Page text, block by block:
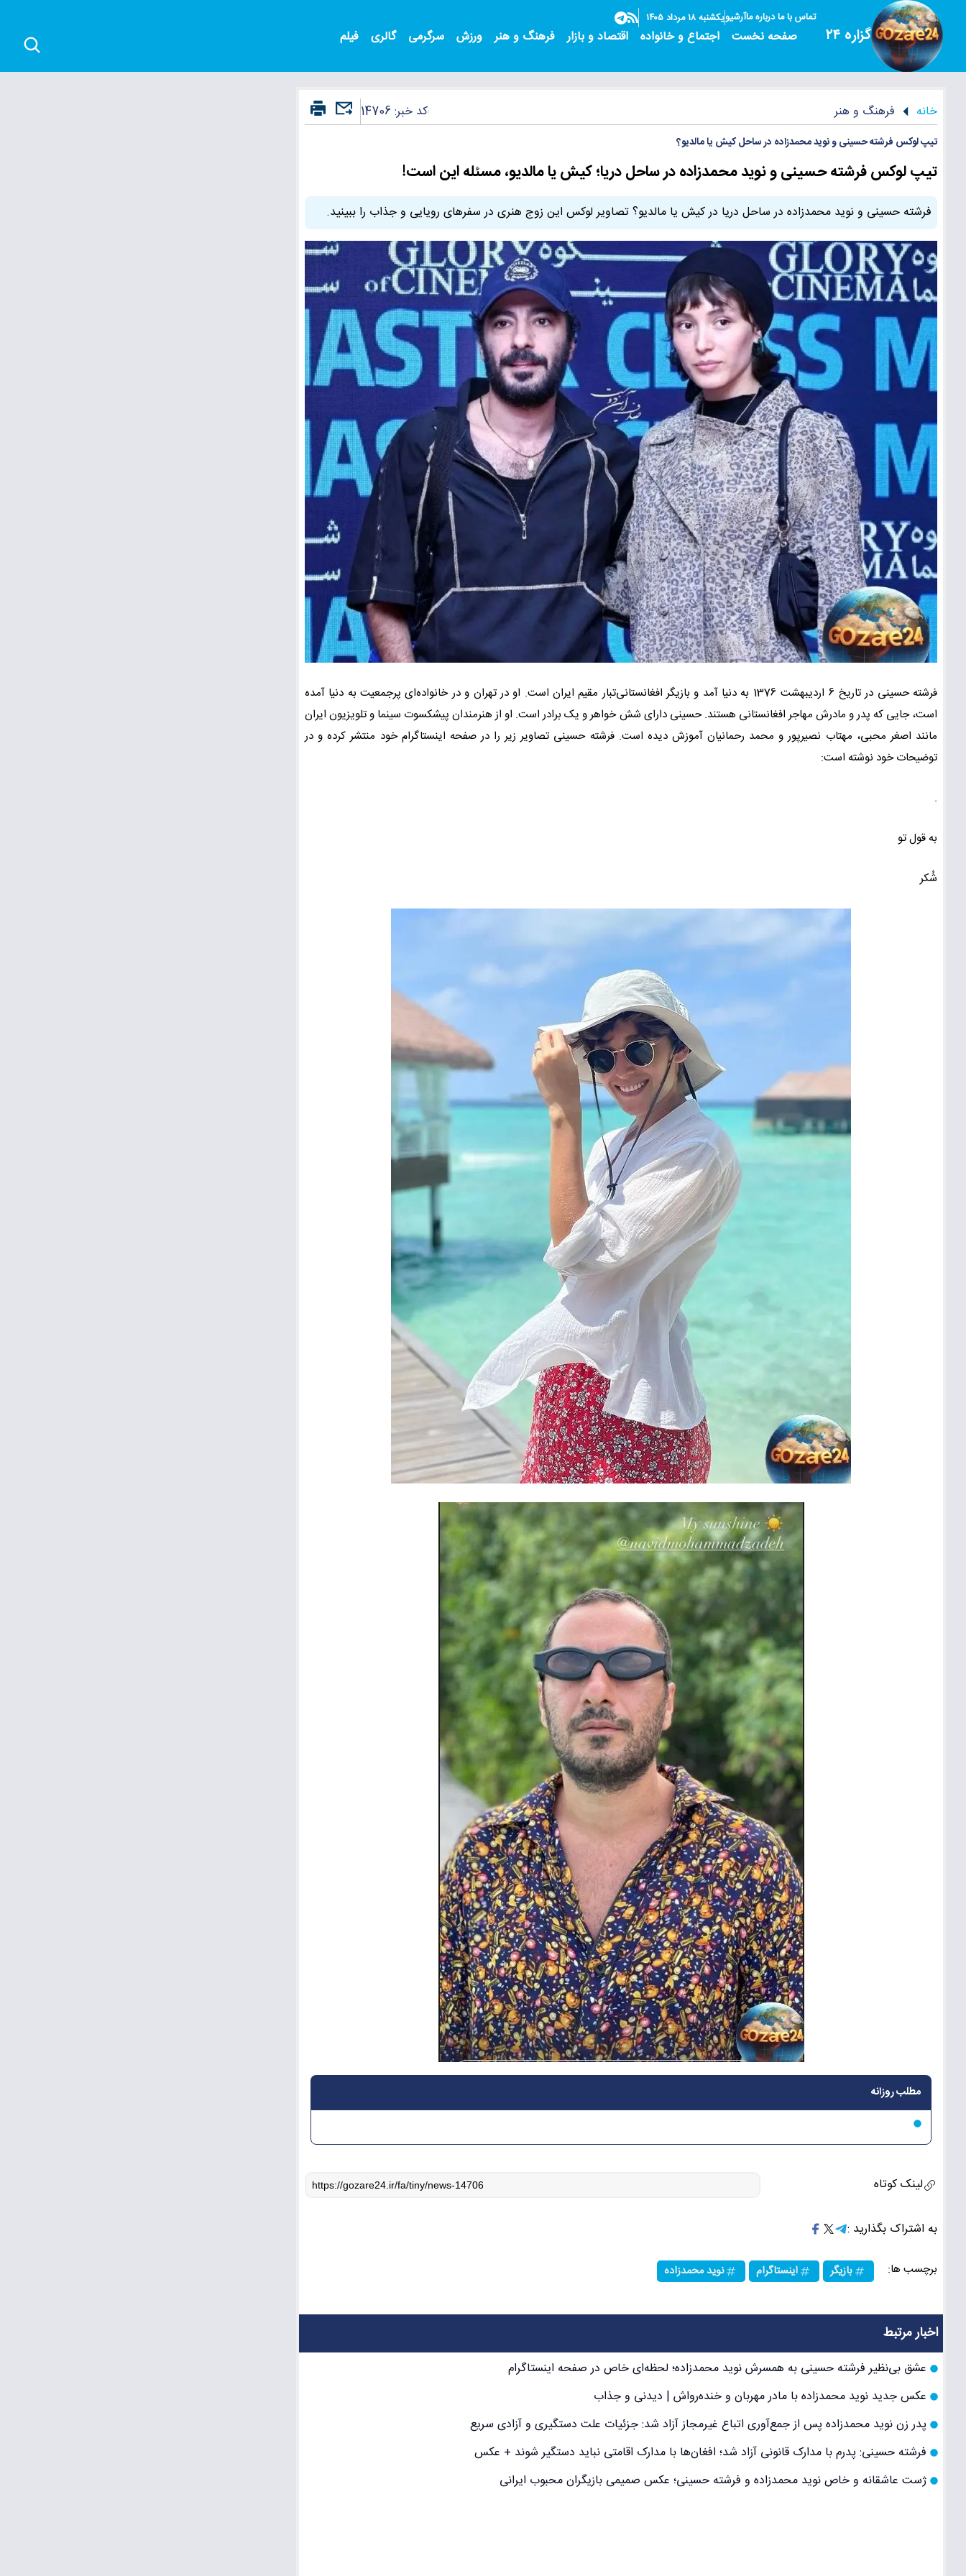
گزاره ۲۴
تماس با مادرباره ماآرشیویکشنبه ۱۸ مرداد ۱۴۰۵
صفحه نخست اجتماع و خانواده اقتصاد و بازار فرهنگ و هنر ورزش سرگرمی گالری فیلم
خانه فرهنگ و هنر کد خبر:14706
تیپ لوکس فرشته حسینی و نوید محمدزاده در ساحل کیش یا مالدیو؟
تیپ لوکس فرشته حسینی و نوید محمدزاده در ساحل دریا؛ کیش یا مالدیو، مسئله این است!
فرشته حسینی و نوید محمدزاده در ساحل دریا در کیش یا مالدیو؟ تصاویر لوکس این زوج هنری در سفرهای رویایی و جذاب را ببینید.
فرشته حسینی در تاریخ 6 اردیبهشت 1376 به دنیا آمد و بازیگر افغانستانی‌تبار مقیم ایران است. او در تهران و در خانواده‌ای پرجمعیت به دنیا آمده
است، جایی که پدر و مادرش مهاجر افغانستانی هستند. حسینی دارای شش خواهر و یک برادر است. او از هنرمندان پیشکسوت سینما و تلویزیون ایران
مانند اصغر محبی، مهتاب نصیرپور و محمد رحمانیان آموزش دیده است. فرشته حسینی تصاویر زیر را در صفحه اینستاگرام خود منتشر کرده و در
توضیحات خود نوشته است:
.
به قول تو
شُکر
مطلب روزانه
لینک کوتاه
به اشتراک بگذارید :
برچسب ها: بازیگر اینستاگرام نوید محمدزاده
اخبار مرتبط
عشق بی‌نظیر فرشته حسینی به همسرش نوید محمدزاده؛ لحظه‌ای خاص در صفحه اینستاگرام
عکس جدید نوید محمدزاده با مادر مهربان و خنده‌رواش | دیدنی و جذاب
پدر زن نوید محمدزاده پس از جمع‌آوری اتباع غیرمجاز آزاد شد: جزئیات علت دستگیری و آزادی سریع
فرشته حسینی: پدرم با مدارک قانونی آزاد شد؛ افغان‌ها با مدارک اقامتی نباید دستگیر شوند + عکس
ژست عاشقانه و خاص نوید محمدزاده و فرشته حسینی؛ عکس صمیمی بازیگران محبوب ایرانی